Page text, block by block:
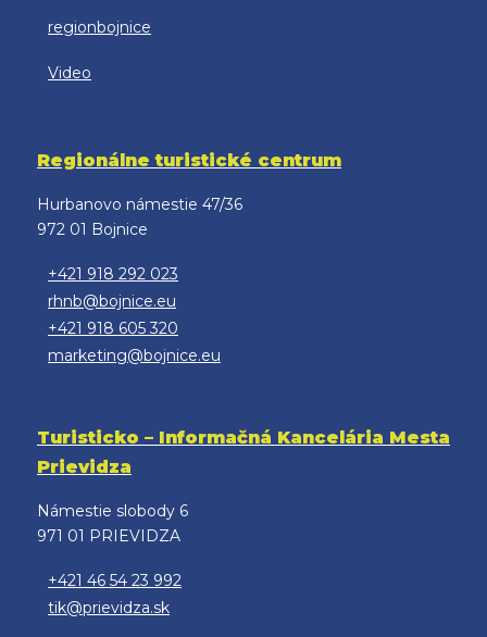
regionbojnice
Video
Regionálne turistické centrum
Hurbanovo námestie 47/36
972 01 Bojnice
+421 918 292 023
rhnb@bojnice.eu
+421 918 605 320
marketing@bojnice.eu
Turisticko – Informačná Kancelária Mesta
Prievidza
Námestie slobody 6
971 01 PRIEVIDZA
+421 46 54 23 992
tik@prievidza.sk